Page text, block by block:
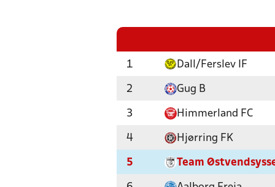
1 Dall/Ferslev IF
2 Gug B
3 Himmerland FC
4 Hjørring FK
5 Team